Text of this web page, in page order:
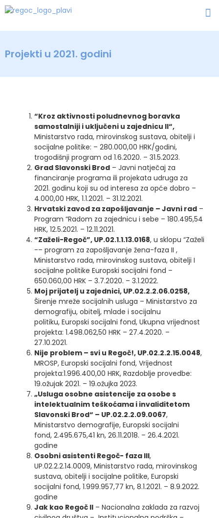
Projekti u 2021. godini
“Kroz aktivnosti poludnevnog boravka
samostalniji i uključeni u zajednicu II“,
Ministarstvo rada, mirovinskog sustava, obitelji i
socijalne politike: – 280.000,00 HRK/godini,
trogodišnji program od 1.6.2020. – 31.5.2023.
Grad Slavonski Brod – Javni natječaj za
financiranje programa ili projekata udruga za
2021. godinu koji su od interesa za opće dobro –
4.000,00 HRK, 1.1.2021. – 31.12.2021.
Hrvatski zavod za zapošljavanje – Javni rad –
Program “Radom za zajednicu i sebe – 180.495,54
HRK, 12.5.2021. – 12.11.2021.
“Zaželi-Regoč”, UP.02.1.1.13.0168, u sklopu “Zaželi
-– program za zapošljavanje žena-faza II ,
Ministarstvo rada, mirovinskog sustava, obitelji I
socijalne politike Europski socijalni fond –
650.060,00 HRK – 3.7.2020. – 3.1.2022.
Moj prijatelj u zajednici, UP.02.2.2.06.0258,
Širenje mreže socijalnih usluga – Ministarstvo za
demografiju, obitelj, mlade i socijalnu
politiku, Europski socijalni fond, Ukupna vrijednost
projekta: 1.498.062,50 HRK – 27.4.2020. –
27.10.2021.
Nije problem – svi u Regoč!, UP.02.2.2.15.0048,
MROSP, Europski socijalni fond, Vrijednost
projekta:1.996.400,00 HRK, Razdoblje provedbe:
19.ožujak 2021. – 19.ožujka 2023.
„Usluga osobne asistencije za osobe s
intelektualnim teškoćama i invaliditetom
Slavonski Brod“ – UP.02.2.2.09.0067,
Ministarstvo demografije, Europski socijalni
fond, 2.495.675,41 kn, 26.11.2018. – 26.4.2021.
godine
Osobni asistenti Regoč- faza III,
UP.02.2.2.14.0009, Ministarstvo rada, mirovinskog
sustava, obitelji i socijalne politike, Europski
socijalni fond, 1.999.957,77 kn, 8.1.2021. – 8.9.2022.
godine
Jak kao Regoč II – Nacionalna zaklada za razvoj